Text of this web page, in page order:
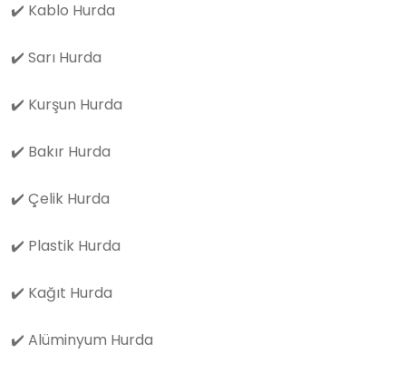
✔️ Kablo Hurda
✔️ Sarı Hurda
✔️ Kurşun Hurda
✔️ Bakır Hurda
✔️ Çelik Hurda
✔️ Plastik Hurda
✔️ Kağıt Hurda
✔️ Alüminyum Hurda